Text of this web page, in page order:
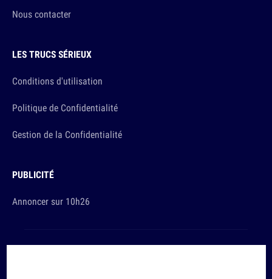
Nous contacter
LES TRUCS SÉRIEUX
Conditions d'utilisation
Politique de Confidentialité
Gestion de la Confidentialité
PUBLICITÉ
Annoncer sur 10h26